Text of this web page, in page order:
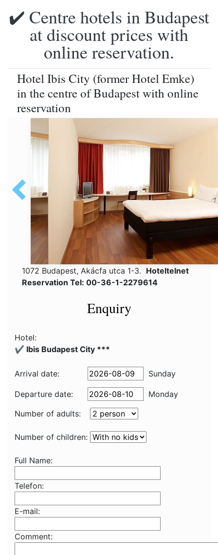
✔️ Centre hotels in Budapest
at discount prices with
online reservation.
Hotel Ibis City (former Hotel Emke)
in the centre of Budapest with online
reservation
1072 Budapest, Akácfa utca 1-3. Hoteltelnet
Reservation Tel: 00-36-1-2279614
Enquiry
Hotel:
✔️ Ibis Budapest City ***
Arrival date: Sunday
Departure date:
Monday
Number of adults:
Number of children:
Full Name:
Telefon:
E-mail:
Comment: